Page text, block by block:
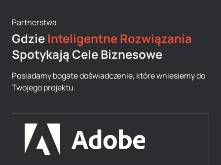
Partnerstwa
Gdzie Inteligentne Rozwiązania
Spotykają Cele Biznesowe
Posiadamy bogate doświadczenie, które wniesiemy do
Twojego projektu.